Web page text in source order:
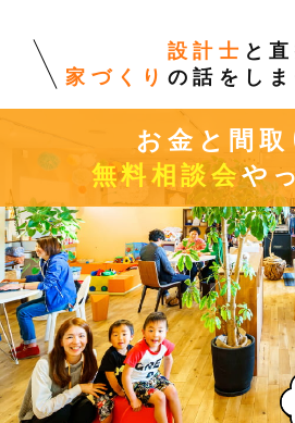
設計士 と
家づくり の話をし
お金と間取
無料相談会や